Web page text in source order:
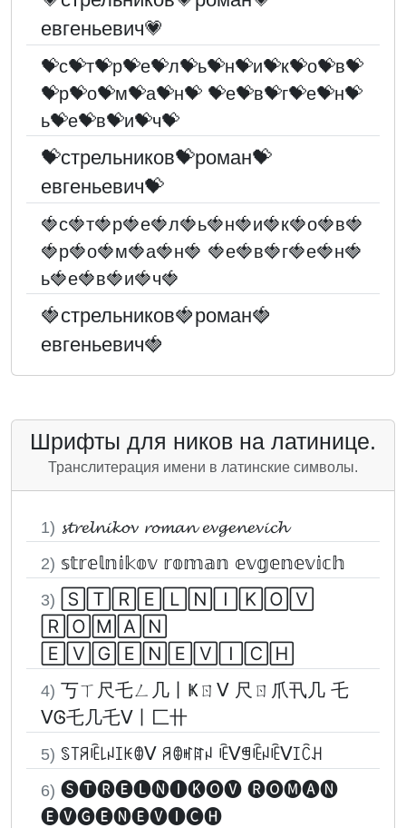
евгеньевич💗
💝с💝т💝р💝е💝л💝ь💝н💝и💝к💝о💝в💝
💝р💝о💝м💝а💝н💝 💝е💝в💝г💝е💝н💝
ь💝е💝в💝и💝ч💝
💝стрельников💝роман💝
евгеньевич💝
🍓с🍓т🍓р🍓е🍓л🍓ь🍓н🍓и🍓к🍓о🍓в🍓
🍓р🍓о🍓м🍓а🍓н🍓 🍓е🍓в🍓г🍓е🍓н🍓
ь🍓е🍓в🍓и🍓ч🍓
🍓стрельников🍓роман🍓
евгеньевич🍓
Шрифты для ников на латинице.
Транслитерация имени в латинские символы.
1) 𝓼𝓽𝓻𝓮𝓵𝓷𝓲𝓴𝓸𝓿 𝓻𝓸𝓶𝓪𝓷 𝓮𝓿𝓰𝓮𝓷𝓮𝓿𝓲𝓬𝓱
2) 𝕤𝕥𝕣𝕖𝕝𝕟𝕚𝕜𝕠𝕧 𝕣𝕠𝕞𝕒𝕟 𝕖𝕧𝕘𝕖𝕟𝕖𝕧𝕚𝕔𝕙
3) 🅂🅃🅁🄴🄻🄽🄸🄺🄾🅅
🅁🄾🄼🄰🄽
🄴🅅🄶🄴🄽🄴🅅🄸🄲🄷
4) 丂ㄒ尺乇ㄥ几丨Ҝㄖᐯ 尺ㄖ爪卂几 乇
ᐯᎶ乇几乇ᐯ丨匚卄
5) ꌗ꓄ꋪꍟ꒒ꈤꀤꀘꂦᐯ ꋪꂦꎭꍏꈤ ꍟᐯꁅꍟꈤꍟᐯꀤꉓꃅ
6) 🅢🅣🅡🅔🅛🅝🅘🅚🅞🅥 🅡🅞🅜🅐🅝
🅔🅥🅖🅔🅝🅔🅥🅘🅒🅗